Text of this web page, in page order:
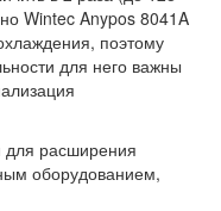
Wintec Anypos 8041A
поэтому
для него важны
для расширения
оборудованием,